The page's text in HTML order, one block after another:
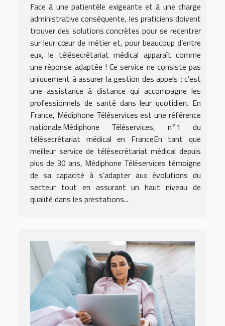
Face à une patientèle exigeante et à une charge
administrative conséquente, les praticiens doivent
trouver des solutions concrètes pour se recentrer
sur leur cœur de métier et, pour beaucoup d’entre
eux, le télésecrétariat médical apparaît comme
une réponse adaptée ! Ce service ne consiste pas
uniquement à assurer la gestion des appels ; c’est
une assistance à distance qui accompagne les
professionnels de santé dans leur quotidien. En
France, Médiphone Téléservices est une référence
nationale.Médiphone Téléservices, n°1 du
télésecrétariat médical en FranceEn tant que
meilleur service de télésecrétariat médical depuis
plus de 30 ans, Médiphone Téléservices témoigne
de sa capacité à s’adapter aux évolutions du
secteur tout en assurant un haut niveau de
qualité dans les prestations...